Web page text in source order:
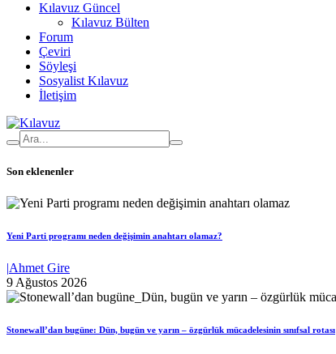
Kılavuz Güncel
Kılavuz Bülten
Forum
Çeviri
Söyleşi
Sosyalist Kılavuz
İletişim
Son eklenenler
Yeni Parti programı neden değişimin anahtarı olamaz?
|Ahmet Gire
9 Ağustos 2026
Stonewall’dan bugüne: Dün, bugün ve yarın – özgürlük mücadelesinin sınıfsal rotası